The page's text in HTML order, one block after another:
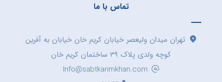
تماس با ما
تهران میدان ولیعصر خیابان کریم خان خیابان به آفرین
کوچه ولدی پلاک ۳۹ ساختمان کریم خان
Info@sabtkarimkhan.com